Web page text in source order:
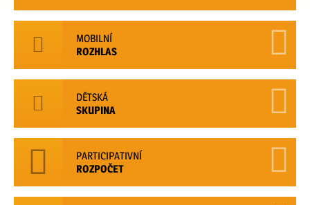
MOBILNÍ
ROZHLAS
DĚTSKÁ
SKUPINA
PARTICIPATIVNÍ
ROZPOČET